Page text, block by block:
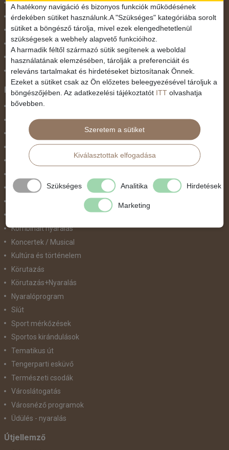
November 1.
Október 23.
Pünkösdi utazás
Szilveszter
Tavaszi szünet
Valentin nap
Programtípus
1 napos utak
Belépőjegy
Egyéni út
Egzotikus út
Fesztiválok
Gyalogtúra
Ifjúsági program / Osztálykirándulás
Kombinált nyaralás
Koncertek / Musical
Kultúra és történelem
Körutazás
Körutazás+Nyaralás
Nyaralóprogram
Síút
Sport mérkőzések
Sportos kirándulások
Tematikus út
Tengerparti esküvő
Természeti csodák
Városlátogatás
Városnéző programok
Üdülés - nyaralás
Útjellemző
A hatékony navigáció és bizonyos funkciók működésének
érdekében sütiket használunk.A "Szükséges" kategóriába sorolt
sütiket a böngésző tárolja, mivel ezek elengedhetetlenül
szükségesek a webhely alapvető funkcióihoz.
A harmadik féltől származó sütik segítenek a weboldal
használatának elemzésében, tárolják a preferenciáit és
releváns tartalmakat és hirdetéseket biztosítanak Önnek.
Ezeket a sütiket csak az Ön előzetes beleegyezésével tároljuk a
böngészőjében. Az adatkezelési tájékoztatót ITT olvashatja
bővebben.
Szeretem a sütiket
Kiválasztottak elfogadása
Szükséges Analitika Hirdetések
Marketing